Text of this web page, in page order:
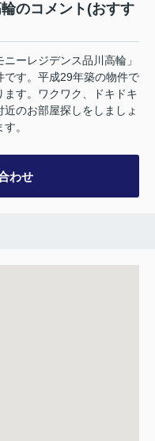
のコメント(おすす
ーレジデンス品川高輪」
です。平成29年築の物件で
す。ワクワク、ドキドキ
のお部屋探しをしましょ
。
わせ